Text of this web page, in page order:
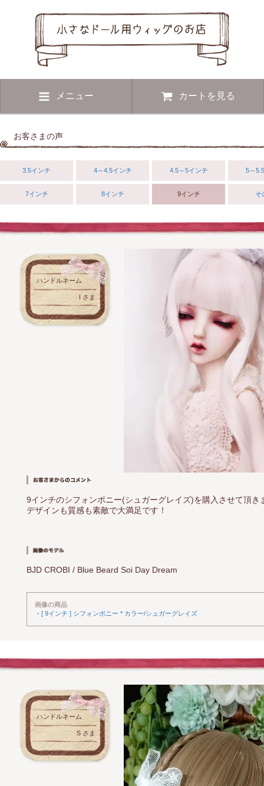
メニュー カートを見る
お客さまの声
3.5インチ 4～4.5インチ 4.5～5インチ 5～
7インチ 8インチ 9インチ そ
ハンドルネーム
I さま
9インチのシフォンポニー(シュガーグレイズ)を購入させて頂き
デザインも質感も素敵で大満足です！
BJD CROBI / Blue Beard Soi Day Dream
画像の商品
・ [ 9インチ ] シフォンポニー * カラー/シュガーグレイズ
ハンドルネーム
S さま